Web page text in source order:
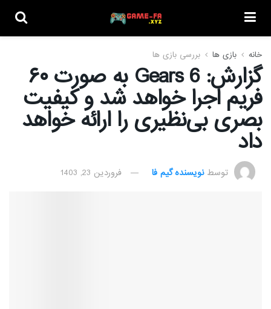
خانه بازی ها بررسی بازی ها
گزارش: Gears 6 به صورت ۶۰
فریم اجرا خواهد شد و کیفیت
بصری بی‌نظیری را ارائه خواهد
داد
توسط نویسنده گیم فا فروردین 23, 1403